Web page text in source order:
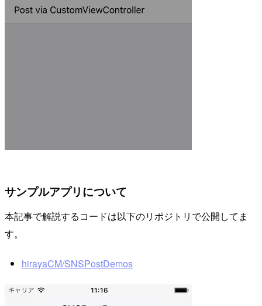
サンプルアプリについて
本記事で解説するコードは以下のリポジトリで公開してま
す。
hirayaCM/SNSPostDemos